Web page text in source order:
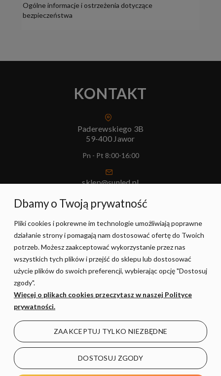
Ogólne informacje i ostrzeżenia dotyczące
bezpieczeństwa
KONTAKT
Paderewskiego 3B
59-400 Jawor
Pn - Pt 8:00-16:00
sklep@sunled.pl
+48 690 128 561
POMOC
MOJE KONTO
O NAS
Dbamy o Twoją prywatność
Pliki cookies i pokrewne im technologie umożliwiają poprawne
działanie strony i pomagają nam dostosować ofertę do Twoich
potrzeb. Możesz zaakceptować wykorzystanie przez nas
wszystkich tych plików i przejść do sklepu lub dostosować
użycie plików do swoich preferencji, wybierając opcję "Dostosuj
zgody".
Więcej o plikach cookies przeczytasz w naszej Polityce
prywatności.
ZAAKCEPTUJ TYLKO NIEZBĘDNE
DOSTOSUJ ZGODY